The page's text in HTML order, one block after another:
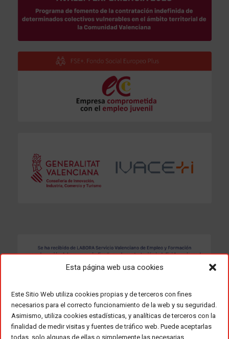
Esta página web usa cookies
Este Sitio Web utiliza cookies propias y de terceros con fines
necesarios para el correcto funcionamiento de la web y su seguridad.
Asimismo, utiliza cookies estadísticas, y analíticas de terceros con la
finalidad de medir visitas y fuentes de tráfico web. Puede aceptarlas
todas, solo algunas de ellas o simplemente las necesarias,